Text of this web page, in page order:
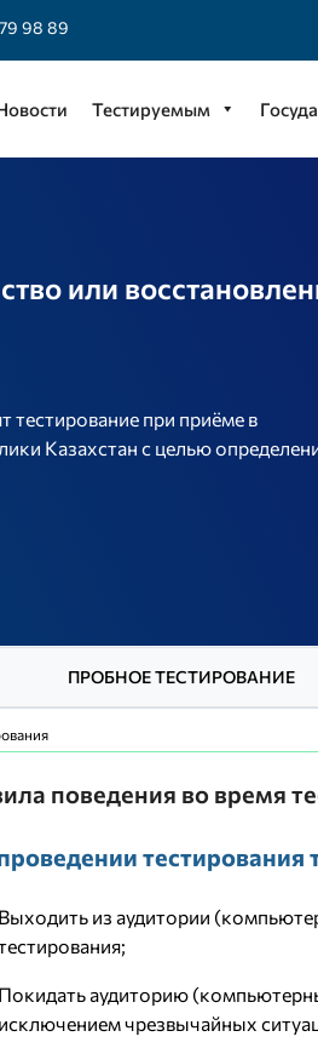
98 89
Тестируемым
или
тестирование при приёме в
Казахстан с целью
ПРОБНОЕ ТЕСТИРОВАНИЕ
поведения во время
тестирования
Выходить из аудитории
Покидать аудиторию
исключением чрезвычайных